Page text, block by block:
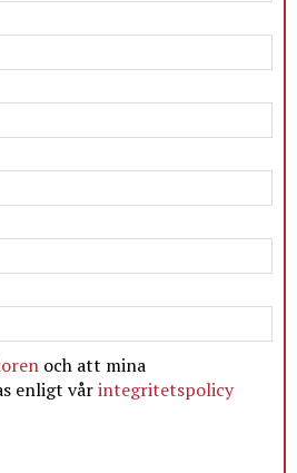
och att mina
enligt vårintegritetspolicy